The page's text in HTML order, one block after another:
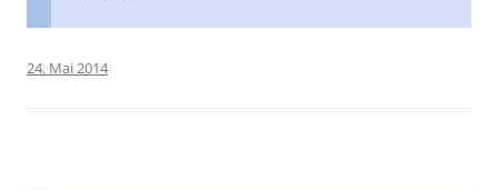
24. Mai 2014